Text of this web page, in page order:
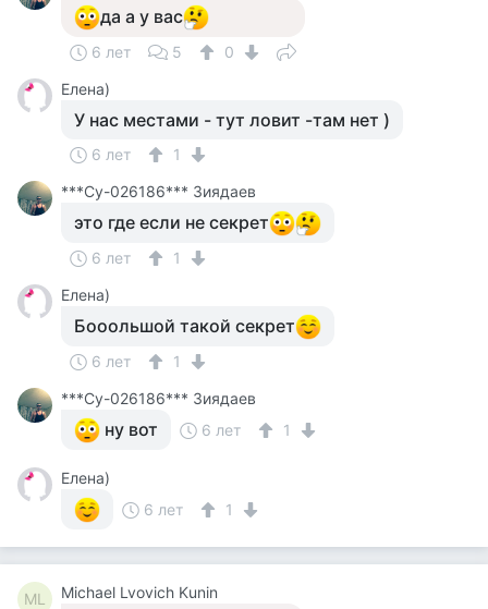
да а у вас
6 лет 5
0
Елена)
У нас местами - тут ловит -там нет )
6 лет
1
***Cу-026186*** Зиядаев
это где если не секрет
6 лет
1
Елена)
Бооольшой такой секрет
6 лет
1
***Cу-026186*** Зиядаев
ну вот 6 лет 1
Елена)
6 лет
1
ML Michael Lvovich Kunin